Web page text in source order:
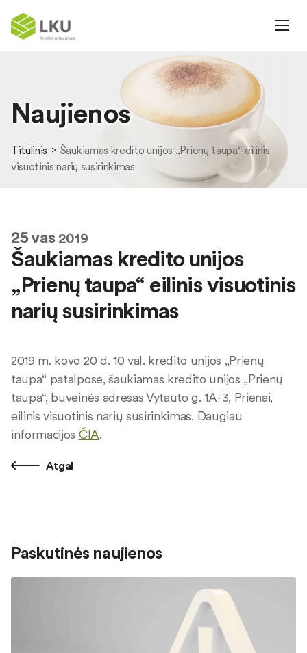
Naujienos
Titulinis
Šaukiamas kredito unijos „Prienų taupa“ eilinis
visuotinis narių susirinkimas
25vas 2019
Šaukiamas kredito unijos
„Prienų taupa“ eilinis visuotinis
narių susirinkimas
2019 m. kovo 20 d. 10 val. kredito unijos „Prienų
taupa“ patalpose, šaukiamas kredito unijos „Prienų
taupa“, buveinės adresas Vytauto g. 1A-3, Prienai,
eilinis visuotinis narių susirinkimas. Daugiau
informacijos ČIA.
Atgal
Paskutinės naujienos